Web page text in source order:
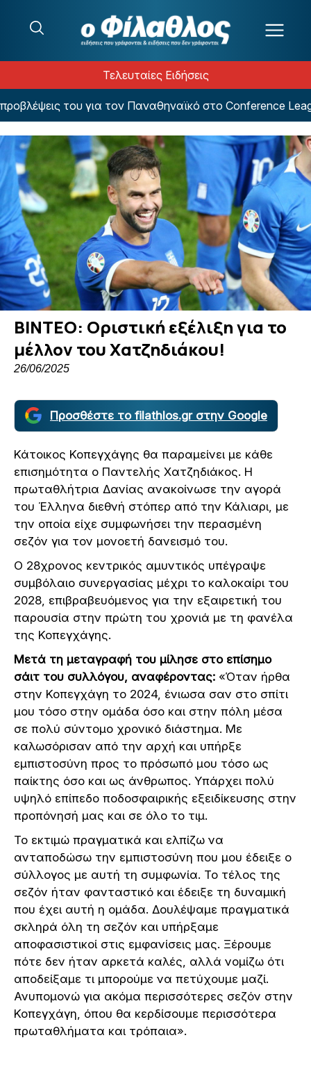
Τελευταίες Ειδήσεις
του για τον Παναθηναϊκό στο Conference
ΒΙΝΤΕΟ: Οριστική εξέλιξη για το
μέλλον του Χατζηδιάκου!
26/06/2025
Προσθέστε το filathlos.gr στην Google
Κάτοικος Κοπεγχάγης θα παραμείνει με κάθε
επισημότητα ο Παντελής Χατζηδιάκος. Η
πρωταθλήτρια Δανίας ανακοίνωσε την αγορά
του Έλληνα διεθνή στόπερ από την Κάλιαρι, με
την οποία είχε συμφωνήσει την περασμένη
σεζόν για τον μονοετή δανεισμό του.
Ο 28χρονος κεντρικός αμυντικός υπέγραψε
συμβόλαιο συνεργασίας μέχρι το καλοκαίρι του
2028, επιβραβευόμενος για την εξαιρετική του
παρουσία στην πρώτη του χρονιά με τη φανέλα
της Κοπεγχάγης.
Μετά τη μεταγραφή του μίλησε στο επίσημο
σάιτ του συλλόγου, αναφέροντας: «Όταν ήρθα
στην Κοπεγχάγη το 2024, ένιωσα σαν στο σπίτι
μου τόσο στην ομάδα όσο και στην πόλη μέσα
σε πολύ σύντομο χρονικό διάστημα. Με
καλωσόρισαν από την αρχή και υπήρξε
εμπιστοσύνη προς το πρόσωπό μου τόσο ως
παίκτης όσο και ως άνθρωπος. Υπάρχει πολύ
υψηλό επίπεδο ποδοσφαιρικής εξειδίκευσης στην
προπόνησή μας και σε όλο το τιμ.
Το εκτιμώ πραγματικά και ελπίζω να
ανταποδώσω την εμπιστοσύνη που μου έδειξε ο
σύλλογος με αυτή τη συμφωνία. Το τέλος της
σεζόν ήταν φανταστικό και έδειξε τη δυναμική
που έχει αυτή η ομάδα. Δουλέψαμε πραγματικά
σκληρά όλη τη σεζόν και υπήρξαμε
αποφασιστικοί στις εμφανίσεις μας. Ξέρουμε
πότε δεν ήταν αρκετά καλές, αλλά νομίζω ότι
αποδείξαμε τι μπορούμε να πετύχουμε μαζί.
Ανυπομονώ για ακόμα περισσότερες σεζόν στην
Κοπεγχάγη, όπου θα κερδίσουμε περισσότερα
πρωταθλήματα και τρόπαια».